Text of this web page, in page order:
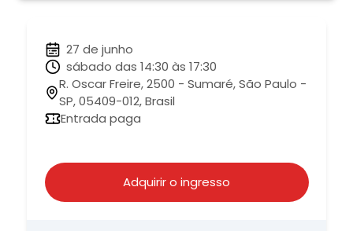
27 de junho
sábado das 14:30 às 17:30
R. Oscar Freire, 2500 - Sumaré, São Paulo -
SP, 05409-012, Brasil
Entrada paga
Adquirir o ingresso